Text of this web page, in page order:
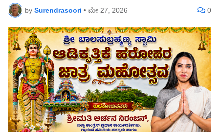
by Surendrasoori • ಮೇ 27, 2026 0